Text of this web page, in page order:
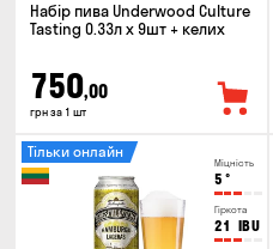
Набір пива Underwood Culture
Tasting 0.33л x 9шт + келих
750,00
грн за 1 шт
Міцність
5 °
Гіркота
21 IBU
Тільки онлайн